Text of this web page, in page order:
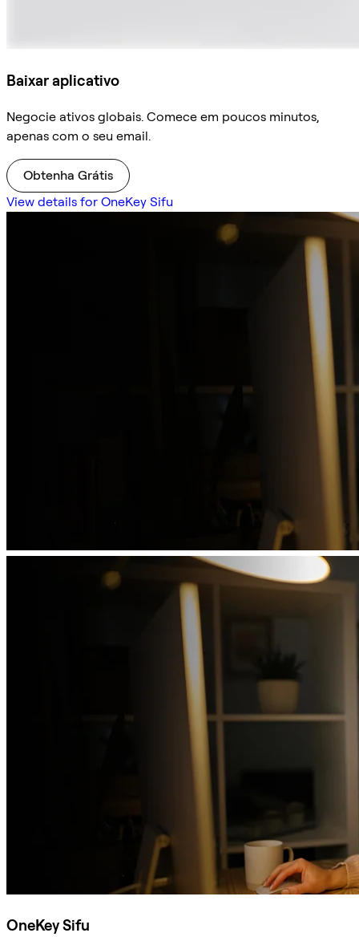
Baixar aplicativo
Negocie ativos globais. Comece em poucos minutos,
apenas com o seu email.
Obtenha Grátis
View details for OneKey Sifu
OneKey Sifu